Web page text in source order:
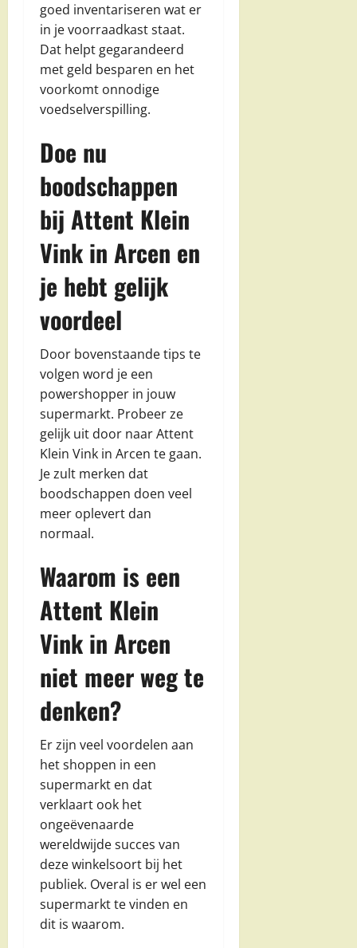
goed inventariseren wat er
in je voorraadkast staat.
Dat helpt gegarandeerd
met geld besparen en het
voorkomt onnodige
voedselverspilling.
Doe nu
boodschappen
bij Attent Klein
Vink in Arcen en
je hebt gelijk
voordeel
Door bovenstaande tips te
volgen word je een
powershopper in jouw
supermarkt. Probeer ze
gelijk uit door naar Attent
Klein Vink in Arcen te gaan.
Je zult merken dat
boodschappen doen veel
meer oplevert dan
normaal.
Waarom is een
Attent Klein
Vink in Arcen
niet meer weg te
denken?
Er zijn veel voordelen aan
het shoppen in een
supermarkt en dat
verklaart ook het
ongeëvenaarde
wereldwijde succes van
deze winkelsoort bij het
publiek. Overal is er wel een
supermarkt te vinden en
dit is waarom.